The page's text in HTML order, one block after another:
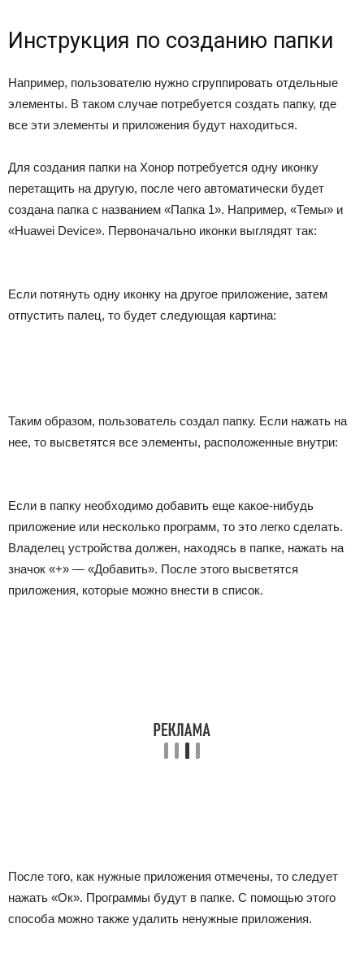
Инструкция по созданию папки
Например, пользователю нужно сгруппировать отдельные
элементы. В таком случае потребуется создать папку, где
все эти элементы и приложения будут находиться.
Для создания папки на Хонор потребуется одну иконку
перетащить на другую, после чего автоматически будет
создана папка с названием «Папка 1». Например, «Темы» и
«Huawei Device». Первоначально иконки выглядят так:
Если потянуть одну иконку на другое приложение, затем
отпустить палец, то будет следующая картина:
Таким образом, пользователь создал папку. Если нажать на
нее, то высветятся все элементы, расположенные внутри:
Если в папку необходимо добавить еще какое-нибудь
приложение или несколько программ, то это легко сделать.
Владелец устройства должен, находясь в папке, нажать на
значок «+» — «Добавить». После этого высветятся
приложения, которые можно внести в список.
После того, как нужные приложения отмечены, то следует
нажать «Ок». Программы будут в папке. С помощью этого
способа можно также удалить ненужные приложения.